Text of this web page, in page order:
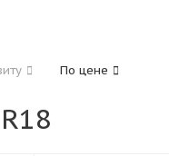
50
По цене